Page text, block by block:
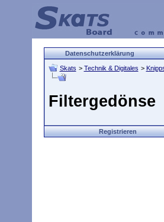
Datenschutzerklärung
Skats > Technik & Digitales >
Filtergedönse
Registrieren